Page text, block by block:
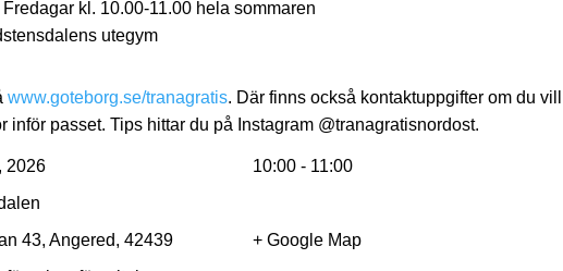
Fredagar kl. 10.00-11.00 hela sommaren
utegym
www.goteborg.se/tranagratis. Där finns också kontaktuppgifter om du vill
inför passet. Tips hittar du på Instagram @tranagratisnordost.
2026
10:00 - 11:00
43, Angered, 42439
+ Google Map